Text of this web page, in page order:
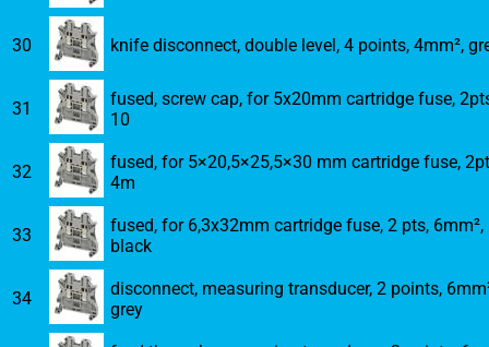
30 knife disconnect, double level, 4 points, 4mm²,
31
fused, screw cap, for 5x20mm cartridge fuse,
10
32
fused, for 5×20,5×25,5×30 mm cartridge fuse,
4m
33
fused, for 6,3x32mm cartridge fuse, 2 pts, 6mm²,
black
34
disconnect, measuring transducer, 2 points,
grey